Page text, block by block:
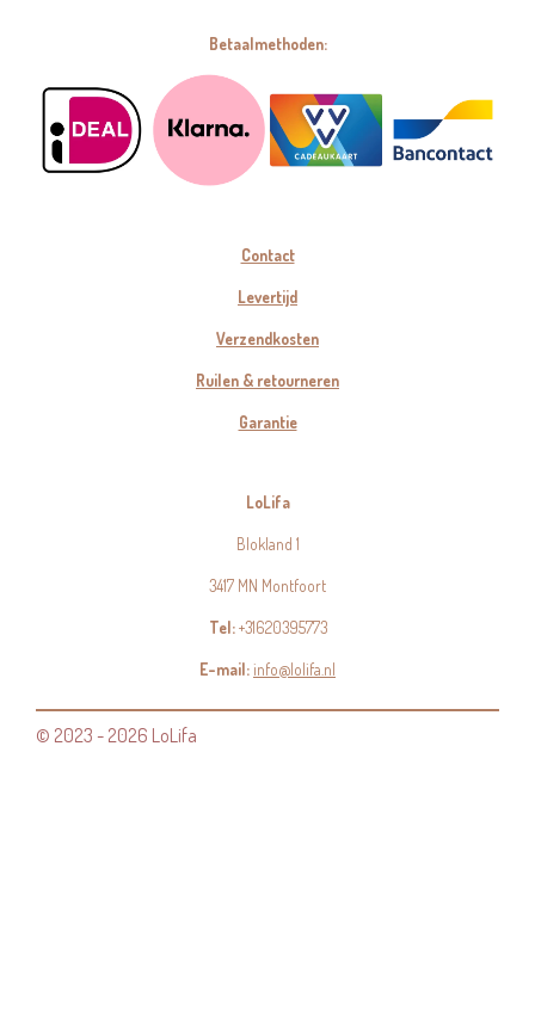
Betaalmethoden:
Contact
Levertijd
Verzendkosten
Ruilen & retourneren
Garantie
LoLifa
Blokland 1
3417 MN Montfoort
Tel:+31620395773
E-mail:info@lolifa.nl
© 2023 - 2026 LoLifa